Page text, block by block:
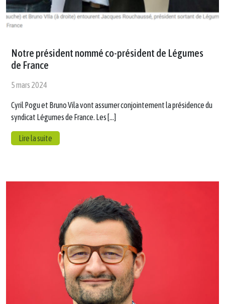
Notre président nommé co-président de Légumes
de France
5 mars 2024
Cyril Pogu et Bruno Vila vont assumer conjointement la présidence du
syndicat Légumes de France. Les […]
Lire la suite